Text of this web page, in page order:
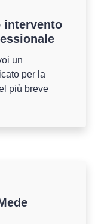
intervento
un
per la
più breve